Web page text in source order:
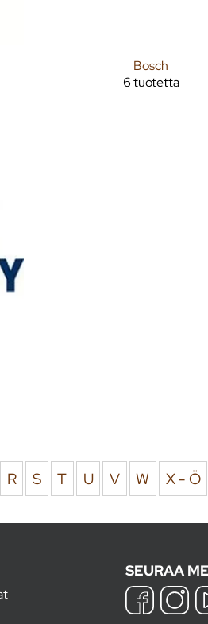
Bosch
6 tuotetta
R S T U V W X - Ö
SEURAA